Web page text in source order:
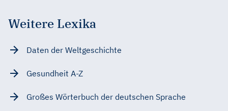
Weitere Lexika
Daten der Weltgeschichte
Gesundheit A-Z
Großes Wörterbuch der deutschen Sprache